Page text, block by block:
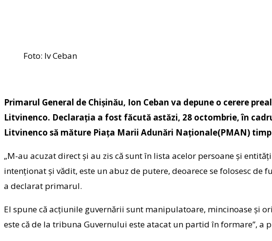
Foto: Iv Ceban
Primarul General de Chișinău, Ion Ceban va depune o cerere
Litvinenco. Declarația a fost făcută astăzi, 28 octombrie, în
Litvinenco să măture Piața Marii Adunări Naționale(PMAN) timp
„M-au acuzat direct și au zis că sunt în lista acelor persoane și
intenționat și vădit, este un abuz de putere, deoarece se folosesc
a declarat primarul.
El spune că acțiunile guvernării sunt manipulatoare, mincinoase și
este că de la tribuna Guvernului este atacat un partid în formare”, a